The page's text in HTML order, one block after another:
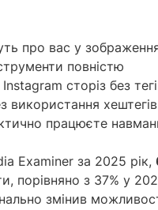
про вас у
повністю
сторіз без
працюєте
Examiner за 2025 рік,
порівняно з 37% у
змінив